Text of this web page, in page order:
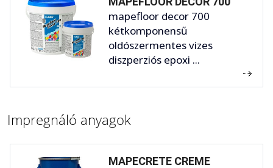
mapefloor decor 700
kétkomponensű
oldószermentes vizes
diszperziós epoxi ...
Impregnáló anyagok
MAPECRETE CREME